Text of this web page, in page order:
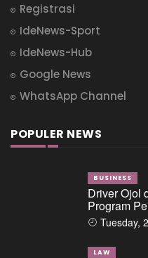
Registrasi
IdeNews-Sport
IdeNews-Hub
Google News
WhatsApp Channel
POPULER NEWS
BUSINESS
Driver Ojol
Program
Tuesday,
LAW